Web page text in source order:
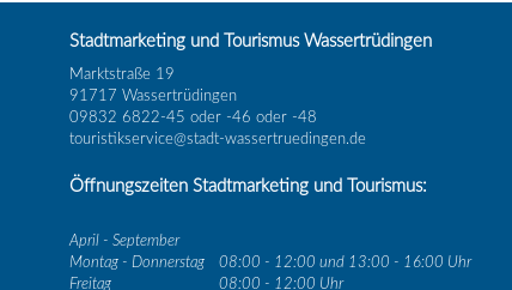
Stadtmarketing und Tourismus Wassertrüdingen
Marktstraße 19
91717 Wassertrüdingen
09832 6822-45 oder -46 oder -48
touristikservice@stadt-wassertruedingen.de
Öffnungszeiten Stadtmarketing und Tourismus:
April - September
Montag - Donnerstag
08:00 - 12:00 und 13:00 - 16:00 Uhr
Freitag
08:00 - 12:00 Uhr